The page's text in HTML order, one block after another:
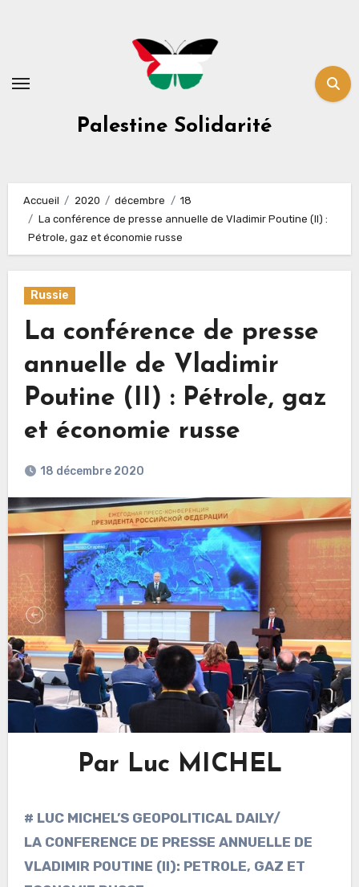
Palestine Solidarité
Accueil 2020 décembre
18
La conférence de presse annuelle de Vladimir Poutine (II) :
Pétrole, gaz et économie russe
Russie
La conférence de presse
annuelle de Vladimir
Poutine (II) : Pétrole, gaz
et économie russe
18 décembre 2020
Par Luc MICHEL
# LUC MICHEL’S GEOPOLITICAL DAILY/
LA CONFERENCE DE PRESSE ANNUELLE DE
VLADIMIR POUTINE (II): PETROLE, GAZ ET